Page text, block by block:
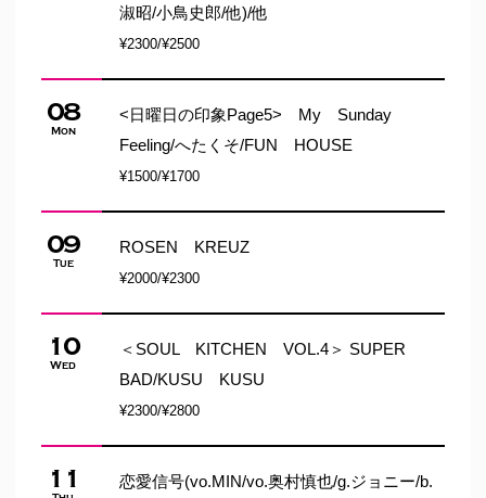
淑昭/小鳥史郎/他)/他
¥2300/¥2500
08
Mon
<日曜日の印象Page5> My Sunday
Feeling/へたくそ/FUN HOUSE
¥1500/¥1700
09
Tue
ROSEN KREUZ
¥2000/¥2300
10
Wed
＜SOUL KITCHEN VOL.4＞ SUPER
BAD/KUSU KUSU
¥2300/¥2800
11 恋愛信号(vo.MIN/vo.奥村慎也/g.ジョニー/b.